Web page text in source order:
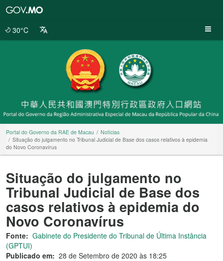
30°C
Portal do Governo da RAE de Macau
Notícias
Situação do julgamento no Tribunal Judicial de Base dos casos relativos à epidemia
do Novo Coronavírus
Situação do julgamento no
Tribunal Judicial de Base dos
casos relativos à epidemia do
Novo Coronavírus
Fonte: Gabinete do Presidente do Tribunal de Última Instância
(GPTUI)
Publicado em: 28 de Setembro de 2020 às 18:25